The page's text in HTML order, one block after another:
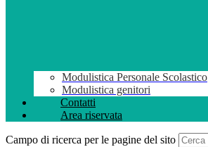
Modulistica Personale Scolastico
Modulistica genitori
Contatti
Area riservata
Campo di ricerca per le pagine del sito